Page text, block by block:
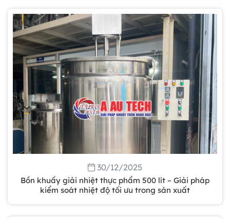
30/12/2025
Bồn khuấy giải nhiệt thực phẩm 500 lít – Giải pháp
kiểm soát nhiệt độ tối ưu trong sản xuất